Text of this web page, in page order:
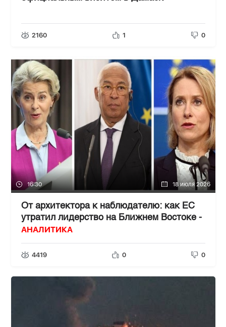
2160 1 0
16:30 18 июля 2026
От архитектора к наблюдателю: как ЕС
утратил лидерство на Ближнем Востоке -
АНАЛИТИКА
4419 0 0